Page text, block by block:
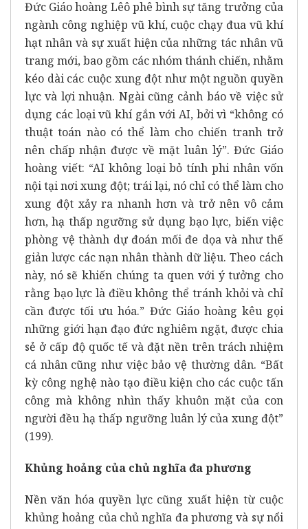
Đức Giáo hoàng Lêô phê bình sự tăng trưởng của
ngành công nghiệp vũ khí, cuộc chạy đua vũ khí
hạt nhân và sự xuất hiện của những tác nhân vũ
trang mới, bao gồm các nhóm thánh chiến, nhằm
kéo dài các cuộc xung đột như một nguồn quyền
lực và lợi nhuận. Ngài cũng cảnh báo về việc sử
dụng các loại vũ khí gắn với AI, bởi vì “không có
thuật toán nào có thể làm cho chiến tranh trở
nên chấp nhận được về mặt luân lý”. Đức Giáo
hoàng viết: “AI không loại bỏ tính phi nhân vốn
nội tại nơi xung đột; trái lại, nó chỉ có thể làm cho
xung đột xảy ra nhanh hơn và trở nên vô cảm
hơn, hạ thấp ngưỡng sử dụng bạo lực, biến việc
phòng vệ thành dự đoán mối đe dọa và như thế
giản lược các nạn nhân thành dữ liệu. Theo cách
này, nó sẽ khiến chúng ta quen với ý tưởng cho
rằng bạo lực là điều không thể tránh khỏi và chỉ
cần được tối ưu hóa.” Đức Giáo hoàng kêu gọi
những giới hạn đạo đức nghiêm ngặt, được chia
sẻ ở cấp độ quốc tế và đặt nền trên trách nhiệm
cá nhân cũng như việc bảo vệ thường dân. “Bất
kỳ công nghệ nào tạo điều kiện cho các cuộc tấn
công mà không nhìn thấy khuôn mặt của con
người đều hạ thấp ngưỡng luân lý của xung đột”
(199).
Khủng hoảng của chủ nghĩa đa phương
Nền văn hóa quyền lực cũng xuất hiện từ cuộc
khủng hoảng của chủ nghĩa đa phương và sự nổi